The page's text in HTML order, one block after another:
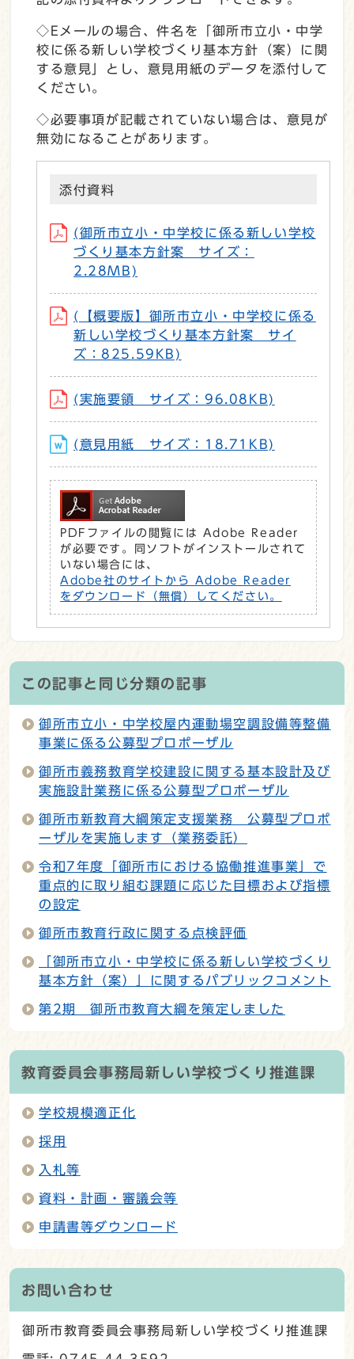
◇Eメールの場合、件名を「御所市立小・中学
校に係る新しい学校づくり基本方針（案）に関
する意見」とし、意見用紙のデータを添付して
ください。
◇必要事項が記載されていない場合は、意見が
無効になることがあります。
添付資料
(御所市立小・中学校に係る新しい学校
づくり基本方針案 サイズ：
2.28MB)
(【概要版】御所市立小・中学校に係る
新しい学校づくり基本方針案 サイ
ズ：825.59KB)
(実施要領 サイズ：96.08KB)
(意見用紙 サイズ：18.71KB)
PDFファイルの閲覧には Adobe Reader
が必要です。同ソフトがインストールされて
いない場合には、
Adobe社のサイトから Adobe Reader
をダウンロード（無償）してください。
この記事と同じ分類の記事
御所市立小・中学校屋内運動場空調設備等整備
事業に係る公募型プロポーザル
御所市義務教育学校建設に関する基本設計及び
実施設計業務に係る公募型プロポーザル
御所市新教育大綱策定支援業務 公募型プロポ
ーザルを実施します（業務委託）
令和7年度「御所市における協働推進事業」で
重点的に取り組む課題に応じた目標および指標
の設定
御所市教育行政に関する点検評価
「御所市立小・中学校に係る新しい学校づくり
基本方針（案）」に関するパブリックコメント
第2期 御所市教育大綱を策定しました
教育委員会事務局新しい学校づくり推進課
学校規模適正化
採用
入札等
資料・計画・審議会等
申請書等ダウンロード
お問い合わせ
御所市教育委員会事務局新しい学校づくり推進課